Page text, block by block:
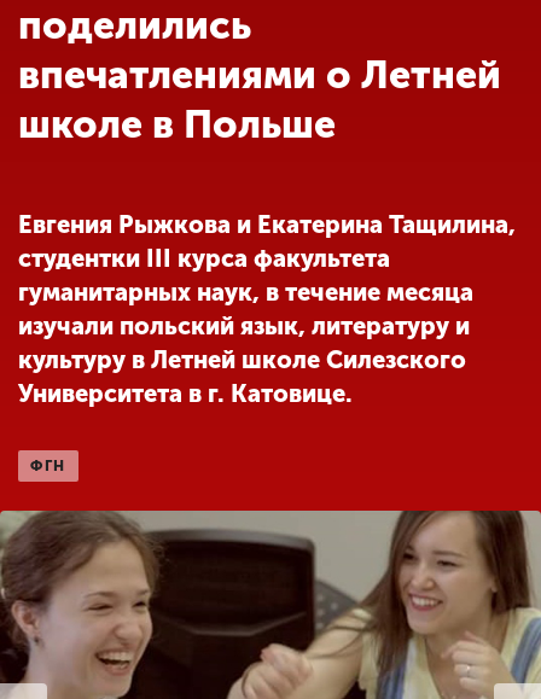
Обучение
Наука
Международная
деятельность
Другие виды
деятельности
Сведения об
образовательной
организации
ENG SPN
поделились
впечатлениями о Летней
школе в Польше
Евгения Рыжкова и Екатерина Тащилина,
студентки III курса факультета
гуманитарных наук, в течение месяца
изучали польский язык, литературу и
культуру в Летней школе Силезского
Университета в г. Катовице.
ФГН